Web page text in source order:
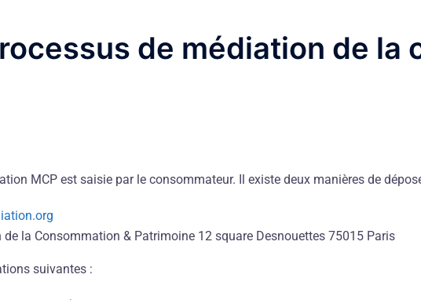
de médiation de la
MCP est saisie par le consommateur. Il existe deux manières de
la Consommation & Patrimoine 12 square Desnouettes 75015 Paris
suivantes :